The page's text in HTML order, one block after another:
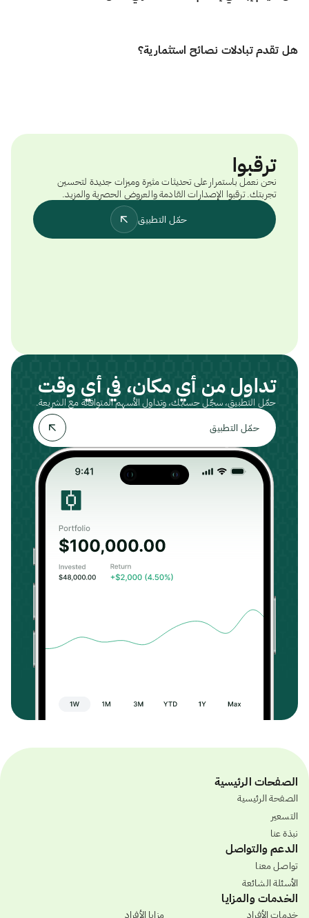
خالية من الفوائد، لضمان حمايتها بالكامل وامتثالها للشريعة، على عكس بعض
بالتأكيد! الامتثال للشريعة هو في صميم كل ما نقوم به. نحن نراقب باستمرار جميع
الأسهم وصناديق الاستثمار المتداولة ونقدم تصنيفًا شاملاً للحلال. إذا لم يعد
هل تقدم تبادلات نصائح استثمارية؟
ترقبوا
نحن نعمل باستمرار على تحديثات مثيرة وميزات جديدة لتحسين
تجربتك. ترقبوا الإصدارات القادمة والعروض الحصرية والمزيد.
حمّل التطبيق
تداول من أي مكان، في أي وقت
حمّل التطبيق، سجّل حسابك، وتداول الأسهم المتوافقة مع الشريعة.
حمّل التطبيق
الصفحات الرئيسية
الصفحة الرئيسية
التسعير
نبذة عنا
الدعم والتواصل
تواصل معنا
الأسئلة الشائعة
الخدمات والمزايا
خدمات الأفراد
مزايا الأفراد